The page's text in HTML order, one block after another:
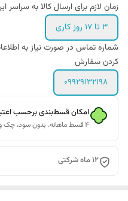
زمان لازم برای ارسال کالا به سراسر
3 تا 17 روز کاری
شماره تماس در صورت نیاز به
کردن سفارش
09929132198
امکان قسط‌بندی برحسب
۴ قسط ماهانه. بدون سود، چک و ضامن.
۱۲ ماه شرکتی